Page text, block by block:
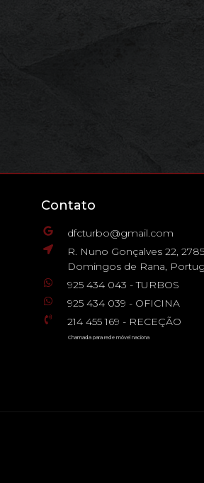
Contato
dfcturbo@gmail.com
R. Nuno Gonçalves 22,
Domingos de Rana,
925 434 043 - TURBOS
925 434 039 - OFICINA
214 455 169 - RECEÇÃO
Chamada para rede móvel naciona